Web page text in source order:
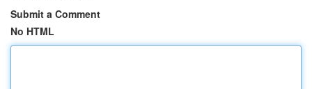
Submit a Comment
No HTML